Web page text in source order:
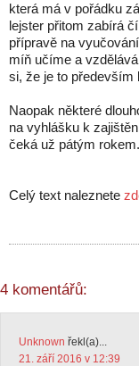
která má v pořádku
lejster přitom zabírá
přípravě na
míň učíme a
si, že je to především
Naopak některé
na vyhlášku k
čeká už pátým rokem.
Celý text naleznete
4 komentářů:
Unknown řekl(a)...
21. září 2016 v 12:39